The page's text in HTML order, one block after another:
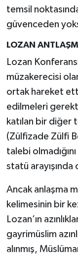
temsil
güvenceden
LOZAN
Lozan
müzakerecisi
ortak hareket
edilmeleri
katılan bir diğer
(Zülfizade Zülfi
talebi
statü arayışında
Ancak anlaşma
kelimesinin bir
Lozan’ın
gayrimüslim
alınmış,